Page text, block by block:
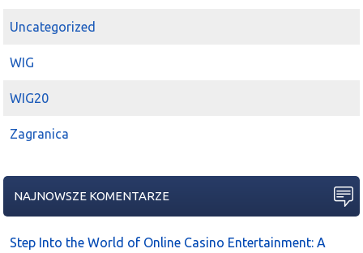
Uncategorized
WIG
WIG20
Zagranica
NAJNOWSZE KOMENTARZE
Step Into the World of Online Casino Entertainment: A